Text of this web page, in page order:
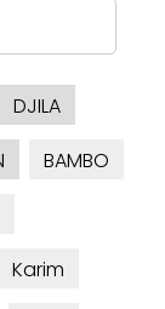
DJILA
BAMBO
Karim